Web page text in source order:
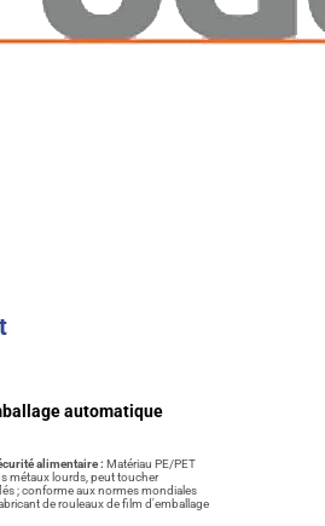
automatique
alimentaire : Matériau PE/PET
métaux lourds, peut toucher
; conforme aux normes mondiales
de rouleaux de film d'emballage